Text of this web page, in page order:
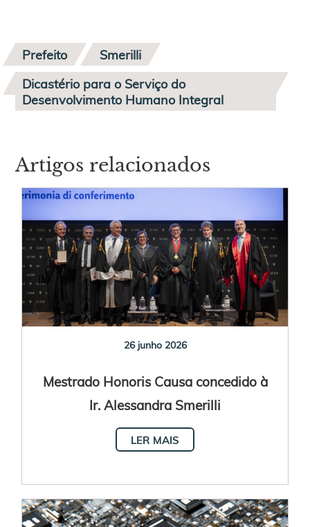
Prefeito
Smerilli
Dicastério para o Serviço do
Desenvolvimento Humano Integral
Artigos relacionados
26 junho 2026
Mestrado Honoris Causa concedido à
Ir. Alessandra Smerilli
LER MAIS